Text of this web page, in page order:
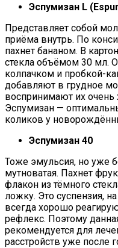
Эспумизан L
Представляет собой
приёма внутрь. По
пахнет бананом. В
стекла объёмом 30 мл.
колпачком и пробкой-
добавляют в грудное
воспринимают их
Эспумизан —
коликов у
Эспумизан 40
Тоже эмульсия, но уже
мутноватая. Пахнет
флакон из тёмного
ложку. Это суспензия,
всегда хорошо
рефлекс. Поэтому
рекомендуется для
расстройств уже после